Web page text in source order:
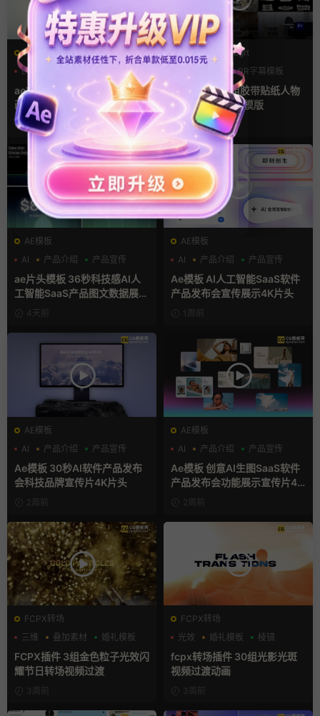
AE模板
LOGO动画
幻灯片
ae相册模板 多场景照片墙堆叠
画廊幻灯片宣传视频
18小时前
PR基本图形mogrt
PR字幕模板
人物介绍
pr字幕模板 9组胶带贴纸人物
介绍角标动画PR模版
3天前
AE模板
AI
产品介绍 产品宣传
ae片头模板 36秒科技感AI人
工智能SaaS产品图文数据展示
宣传视频AE模板
4天前
AE模板
AI
产品介绍 产品宣传
Ae模板 AI人工智能SaaS软件
产品发布会宣传展示4K片头
1周前
AE模板
AI
产品介绍 产品宣传
Ae模板 30秒AI软件产品发布
会科技品牌宣传片4K片头
2周前
AE模板
AI
产品介绍 产品宣传
Ae模板 创意AI生图SaaS软件
产品发布会功能展示宣传片4K
片头2周前
FCPX转场
三维
叠加素材 婚礼模板
FCPX插件 3组金色粒子光效闪
耀节日转场视频过渡
3周前
FCPX转场
光效
婚礼模板 棱镜
fcpx转场插件 30组光影光斑
视频过渡动画
3周前